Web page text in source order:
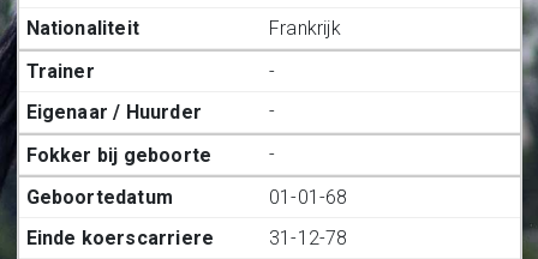
Frankrijk
-
-
-
01-01-68
31-12-78